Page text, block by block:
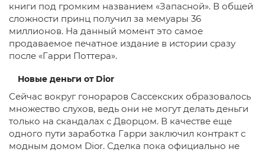
книги под громким названием «Запасной». В общей
сложности принц получил за мемуары 36
миллионов. На данный момент это самое
продаваемое печатное издание в истории сразу
после «Гарри Поттера».
Новые деньги от Dior
Сейчас вокруг гонораров Сассекских образовалось
множество слухов, ведь они не могут делать деньги
только на скандалах с Дворцом. В качестве еще
одного пути заработка Гарри заключил контракт с
модным домом Dior. Сделка пока официально не